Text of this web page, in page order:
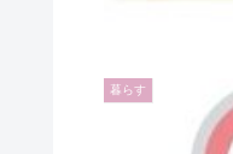
暮らす